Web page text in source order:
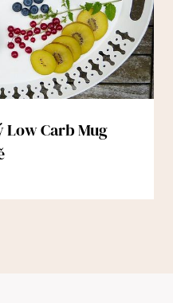
Low Carb Mug